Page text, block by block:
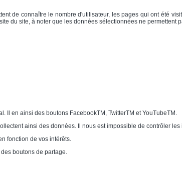
de connaître le nombre d'utilisateur, les pages qui ont été
du site, à noter que les données sélectionnées ne permettent
en ainsi des boutons FacebookTM, TwitterTM et YouTubeTM.
ainsi des données. Il nous est impossible de contrôler les
fonction de vos intérêts.
boutons de partage.